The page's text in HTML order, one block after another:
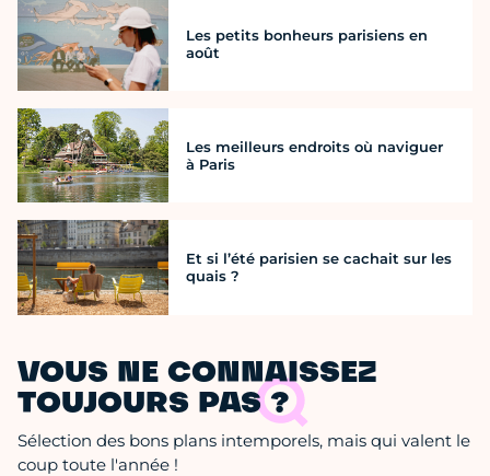
Les petits bonheurs parisiens en
août
Les meilleurs endroits où naviguer
à Paris
Et si l’été parisien se cachait sur les
quais ?
VOUS NE CONNAISSEZ
TOUJOURS PAS ?
Sélection des bons plans intemporels, mais qui valent le
coup toute l'année !